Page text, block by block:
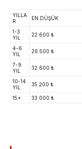
YILLA
R
EN DÜŞÜK
1-3
YIL
22.600 ₺
4-6
YIL
26.500 ₺
7-9
YIL
32.600 ₺
10-14
YIL
35.200 ₺
15+ 33.000 ₺